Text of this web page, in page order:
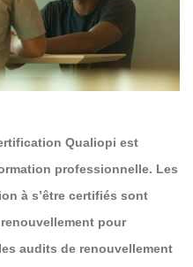
Qualiopi est
professionnelle. Les
à s’être certifiés sont
pour
audits de renouvellement